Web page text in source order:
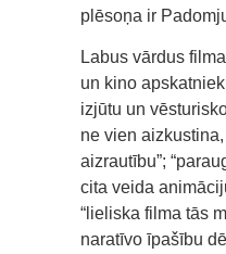
plēsoņa ir
Labus vārdus
un kino
izjūtu un
ne vien
aizrautību”;
cita veida
“lieliska filma tās
naratīvo īpašību